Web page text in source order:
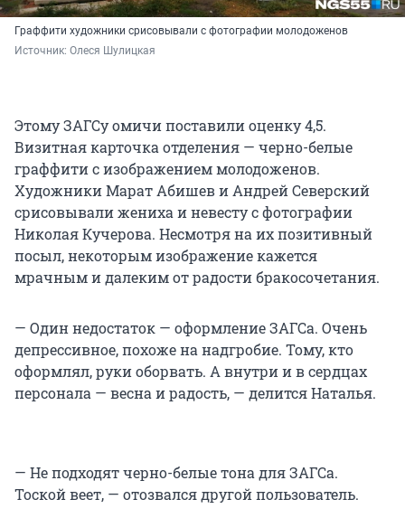
Граффити художники срисовывали с фотографии молодоженов
Источник: Олеся Шулицкая
Этому ЗАГСу омичи поставили оценку 4,5.
Визитная карточка отделения — черно-белые
граффити с изображением молодоженов.
Художники Марат Абишев и Андрей Северский
срисовывали жениха и невесту с фотографии
Николая Кучерова. Несмотря на их позитивный
посыл, некоторым изображение кажeтся
мрачным и далеким от радости бракосочетания.
— Один недостаток — оформление ЗАГСа. Очень
депрессивное, похоже на надгробие. Тому, кто
оформлял, руки оборвать. А внутри и в сердцах
персонала — весна и радость, — делится Наталья.
— Не подходят черно-белые тона для ЗАГСа.
Тоской веет, — отозвался другой пользователь.